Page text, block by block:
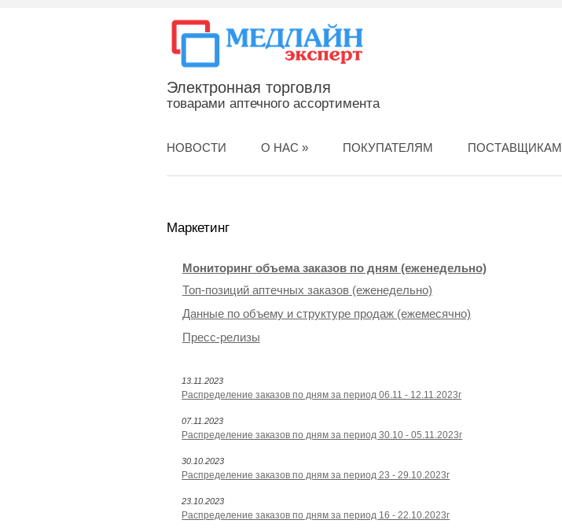
Электронная торговля
товарами аптечного ассортимента
НОВОСТИ О НАС » ПОКУПАТЕЛЯМ ПОСТАВЩИКАМ
Маркетинг
Мониторинг объема заказов по дням (еженедельно)
Топ-позиций аптечных заказов (еженедельно)
Данные по объему и структуре продаж (ежемесячно)
Пресс-релизы
13.11.2023
Распределение заказов по дням за период 06.11 - 12.11.2023г
07.11.2023
Распределение заказов по дням за период 30.10 - 05.11.2023г
30.10.2023
Распределение заказов по дням за период 23 - 29.10.2023г
23.10.2023
Распределение заказов по дням за период 16 - 22.10.2023г